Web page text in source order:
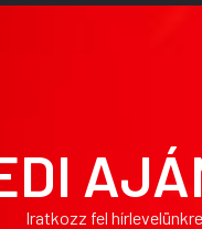
Iratkozz fel